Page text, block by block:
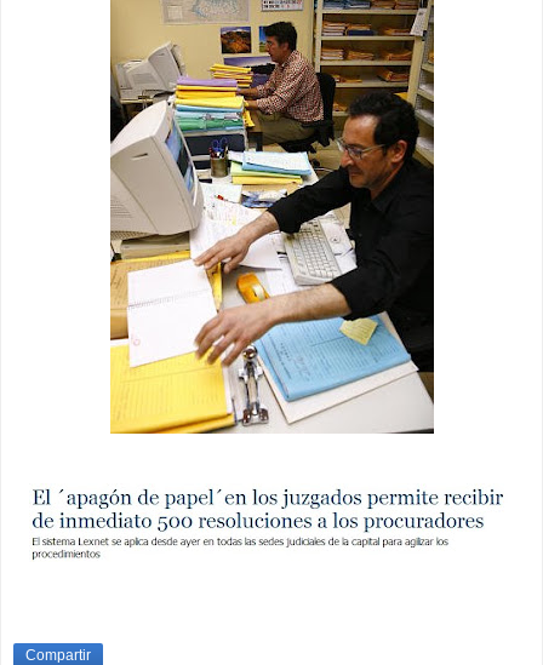
Compartir